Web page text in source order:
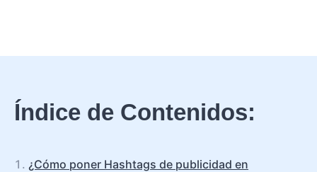
Índice de Contenidos:
¿Cómo poner Hashtags de publicidad en